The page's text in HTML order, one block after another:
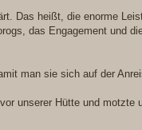
Das heißt, die enorme
das Engagement und
man sie sich auf der
unserer Hütte und motzte